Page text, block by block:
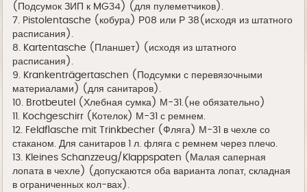
(Подсумок ЗИП к MG34) (для пулеметчиков).
7. Pistolentasche (кобура) Р08 или Р 38(исходя из штатного
расписания).
8. Kartentasche (Планшет) (исходя из штатного
расписания).
9. Krankenträgertaschen (Подсумки с перевязочными
материалами) (для санитаров).
10. Brotbeutel (Хлебная сумка) М-31.(не обязательно)
11. Kochgeschirr (Котелок) М-31 с ремнем.
12. Feldflasche mit Trinkbecher (Фляга) М-31 в чехле со
стаканом. Для санитаров 1 л. фляга с ремнем через плечо.
13. Kleines Schanzzeug/Klappspaten (Малая саперная
лопата в чехле) (допускаются оба варианта лопат, складная
в ограниченных кол-вах).